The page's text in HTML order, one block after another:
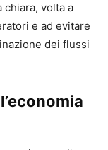
chiara, volta a
e ad evitare
dei flussi